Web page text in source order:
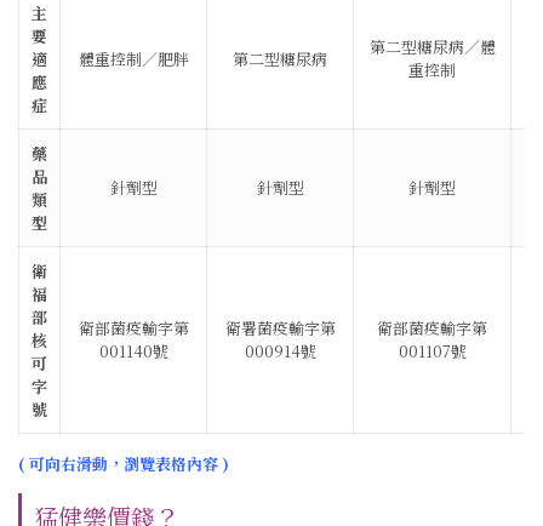
主
要
適
應
症
體重控制／肥胖 第二型糖尿病
第二型糖尿病／體
重控制
藥
品
類
型
針劑型 針劑型 針劑型
衛
福
部
核
可
字
號
衛部菌疫輸字第
001140號
衛署菌疫輸字第
000914號
衛部菌疫輸字第
001107號
( 可向右滑動，瀏覽表格內容 )
猛健樂價錢？